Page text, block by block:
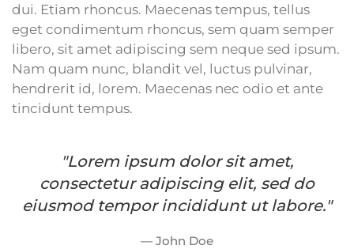
dui. Etiam rhoncus. Maecenas tempus, tellus
eget condimentum rhoncus, sem quam semper
libero, sit amet adipiscing sem neque sed ipsum.
Nam quam nunc, blandit vel, luctus pulvinar,
hendrerit id, lorem. Maecenas nec odio et ante
tincidunt tempus.
"Lorem ipsum dolor sit amet,
consectetur adipiscing elit, sed do
eiusmod tempor incididunt ut labore."
John Doe